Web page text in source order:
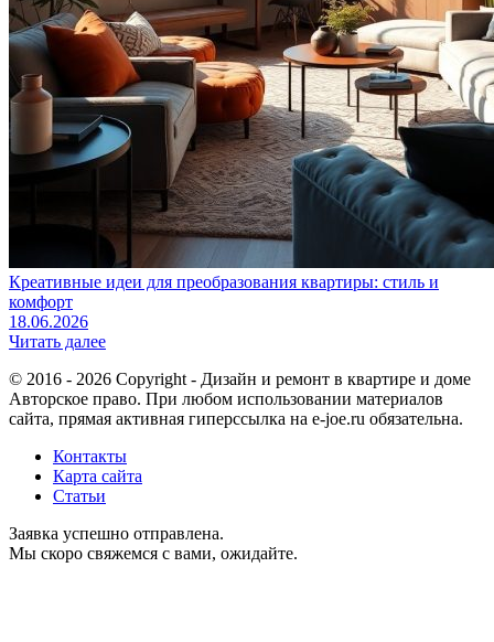
Креативные идеи для преобразования квартиры: стиль и
комфорт
18.06.2026
Читать далее
© 2016 - 2026 Copyright - Дизайн и ремонт в квартире и доме
Авторское право. При любом использовании материалов
сайта, прямая активная гиперссылка на e-joe.ru обязательна.
Контакты
Карта сайта
Статьи
Заявка успешно отправлена.
Мы скоро свяжемся с вами, ожидайте.